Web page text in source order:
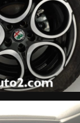
della
ogni
dal
un